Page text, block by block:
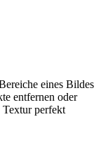
eines Bildes
entfernen oder
perfekt